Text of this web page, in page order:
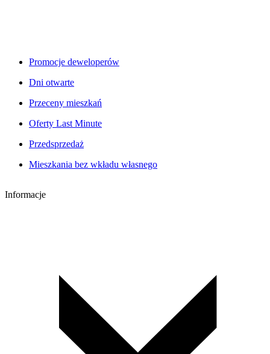
Promocje deweloperów
Dni otwarte
Przeceny mieszkań
Oferty Last Minute
Przedsprzedaż
Mieszkania bez wkładu własnego
Informacje